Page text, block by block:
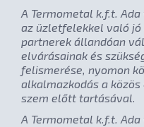
A Termometal k.f.t.
az üzletfelekkel való
partnerek állandóan
elvárásainak és
felismerése, nyomon
alkalmazkodás a
szem előtt tartásával.
A Termometal k.f.t.